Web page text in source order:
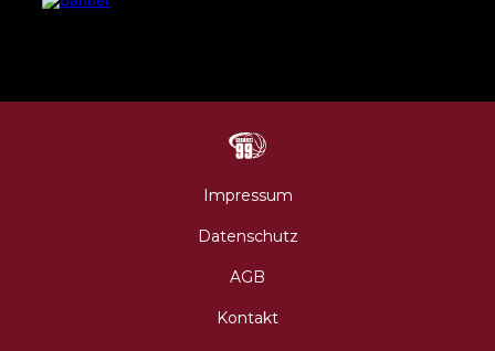
Impressum
Datenschutz
AGB
Kontakt